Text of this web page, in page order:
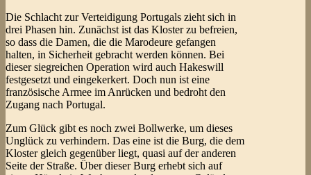
Die Schlacht zur Verteidigung Portugals zieht sich in
drei Phasen hin. Zunächst ist das Kloster zu befreien,
so dass die Damen, die die Marodeure gefangen
halten, in Sicherheit gebracht werden können. Bei
dieser siegreichen Operation wird auch Hakeswill
festgesetzt und eingekerkert. Doch nun ist eine
französische Armee im Anrücken und bedroht den
Zugang nach Portugal.
Zum Glück gibt es noch zwei Bollwerke, um dieses
Unglück zu verhindern. Das eine ist die Burg, die dem
Kloster gleich gegenüber liegt, quasi auf der anderen
Seite der Straße. Über dieser Burg erhebt sich auf